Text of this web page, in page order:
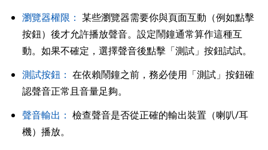
瀏覽器權限： 某些瀏覽器需要你與頁面互動（例如點擊
按鈕）後才允許播放聲音。設定鬧鐘通常算作這種互
動。如果不確定，選擇聲音後點擊「測試」按鈕試試。
測試按鈕： 在依賴鬧鐘之前，務必使用「測試」按鈕確
認聲音正常且音量足夠。
聲音輸出： 檢查聲音是否從正確的輸出裝置（喇叭/耳
機）播放。